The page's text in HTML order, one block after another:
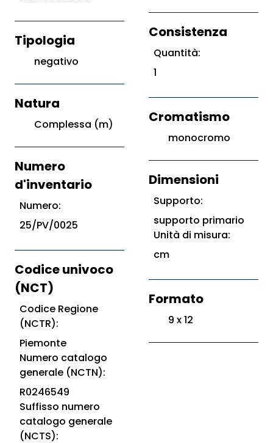
Tipologia
negativo
Natura
Complessa (m)
Numero
d'inventario
Numero:
25/PV/0025
Codice univoco
(NCT)
Codice Regione
(NCTR):
Piemonte
Numero catalogo
generale (NCTN):
R0246549
Suffisso numero
catalogo generale
(NCTS):
Consistenza
Quantità:
1
Cromatismo
monocromo
Dimensioni
Supporto:
supporto primario
Unità di misura:
cm
Formato
9 x 12